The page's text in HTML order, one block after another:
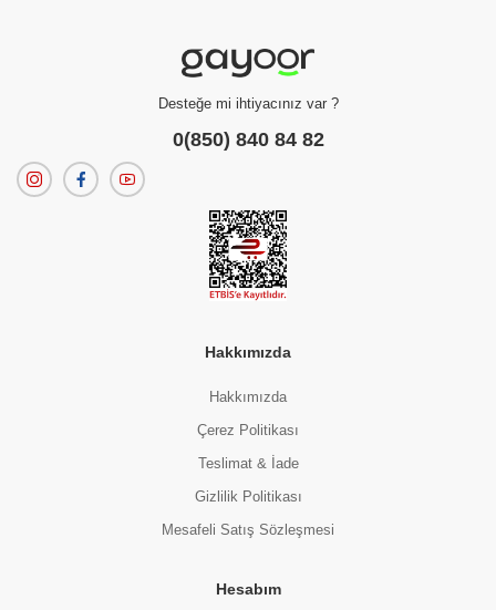
Hediyelik Ürünler
800.00 TL
Desteğe mi ihtiyacınız var ?
0(850) 840 84 82
Hakkımızda
Hakkımızda
Çerez Politikası
Teslimat & İade
Gizlilik Politikası
Mesafeli Satış Sözleşmesi
Hesabım